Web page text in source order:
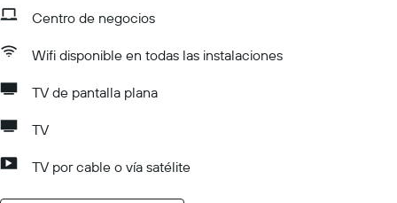
Centro de negocios
Wifi disponible en todas las instalaciones
TV de pantalla plana
TV
TV por cable o vía satélite